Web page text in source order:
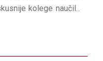
kolege naučila